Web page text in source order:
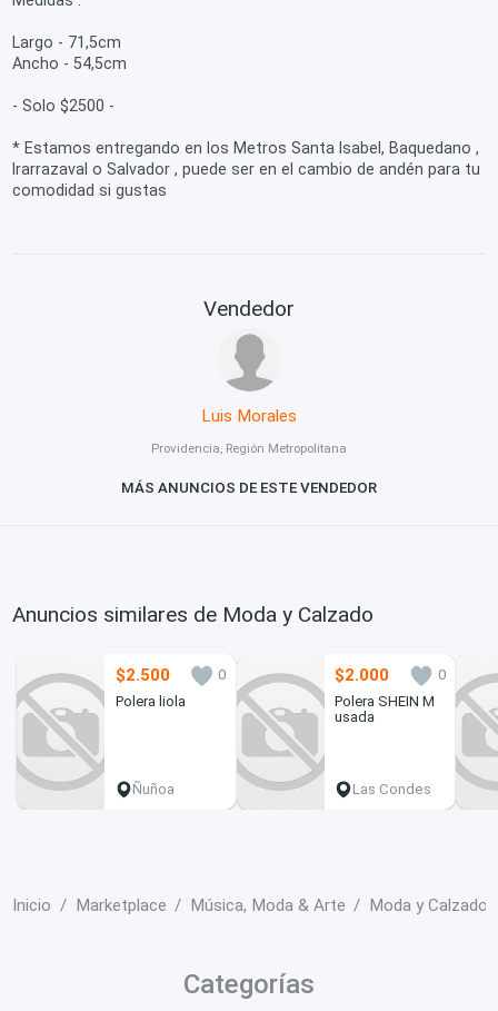
Largo - 71,5cm
Ancho - 54,5cm
- Solo $2500 -
* Estamos entregando en los Metros Santa Isabel, Baquedano ,
Irarrazaval o Salvador , puede ser en el cambio de andén para tu
comodidad si gustas
Vendedor
Luis Morales
Providencia, Región Metropolitana
MÁS ANUNCIOS DE ESTE VENDEDOR
Anuncios similares de Moda y Calzado
$2.500
0
Polera liola
Ñuñoa
$2.000
0
Polera SHEIN M
usada
Las Condes
Inicio Marketplace Música, Moda & Arte Moda y Calzado
Categorías